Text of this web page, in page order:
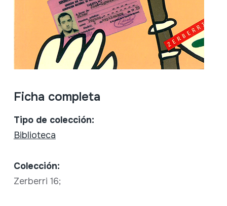
Ficha completa
Tipo de colección:
Biblioteca
Colección:
Zerberri 16;